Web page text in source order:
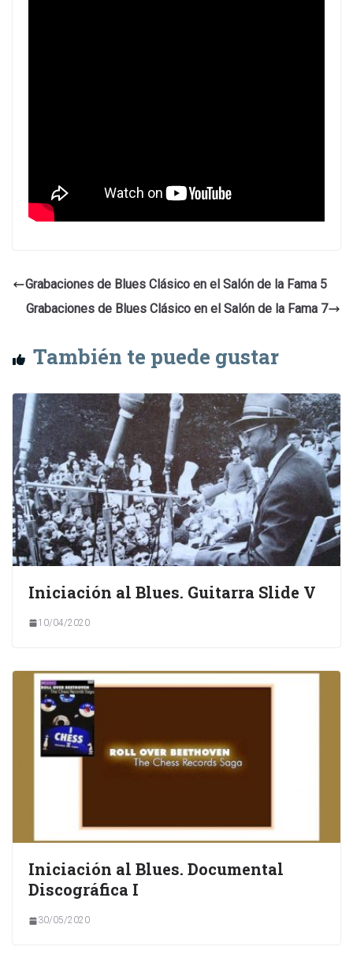
Grabaciones de Blues Clásico en el Salón de la Fama 5
Grabaciones de Blues Clásico en el Salón de la Fama 7
También te puede gustar
Iniciación al Blues. Guitarra Slide V
10/04/2020
Iniciación al Blues. Documental
Discográfica I
30/05/2020